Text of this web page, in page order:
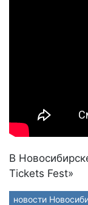
В
Tickets Fest»
новости